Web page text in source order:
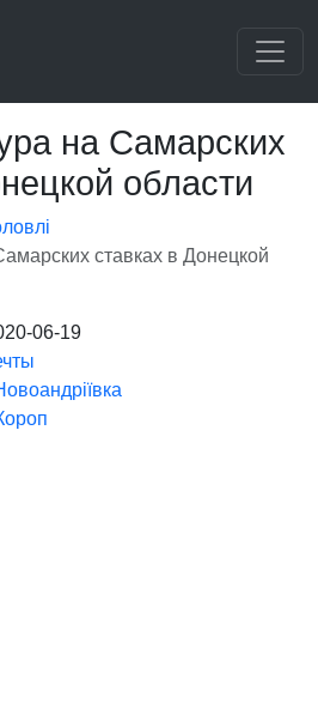
на Самарских
области
ставках в Донецкой
06-19